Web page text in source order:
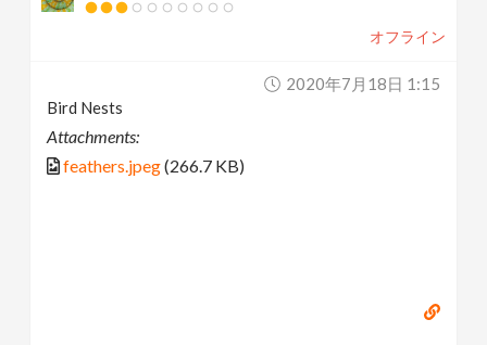
オフライン
2020年7月18日 1:15
Bird Nests
Attachments:
feathers.jpeg(266.7 KB)